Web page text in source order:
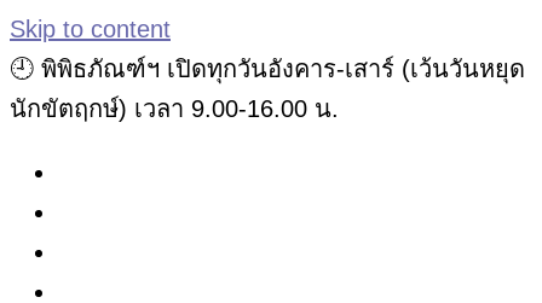
Skip to content
🕘 พิพิธภัณฑ์ฯ เปิดทุกวันอังคาร-เสาร์ (เว้นวันหยุด
นักขัตฤกษ์) เวลา 9.00-16.00 น.